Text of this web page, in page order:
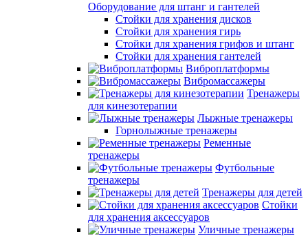
Оборудование для штанг и гантелей
Стойки для хранения дисков
Стойки для хранения гирь
Стойки для хранения грифов и штанг
Стойки для хранения гантелей
Виброплатформы
Вибромассажеры
Тренажеры
для кинезотерапии
Лыжные тренажеры
Горнолыжные тренажеры
Ременные
тренажеры
Футбольные
тренажеры
Тренажеры для детей
Стойки
для хранения аксессуаров
Уличные тренажеры